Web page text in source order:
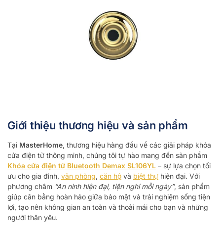
Giới thiệu thương hiệu và sản phẩm
Tại MasterHome, thương hiệu hàng đầu về các giải pháp khóa
cửa điện tử thông minh, chúng tôi tự hào mang đến sản phẩm
Khóa cửa điện tử Bluetooth Demax SL106YL – sự lựa chọn tối
ưu cho gia đình, văn phòng, căn hộ và biệt thự hiện đại. Với
phương châm “An ninh hiện đại, tiện nghi mỗi ngày”, sản phẩm
giúp cân bằng hoàn hảo giữa bảo mật và trải nghiệm sống tiện
lợi, tạo nên không gian an toàn và thoải mái cho bạn và những
người thân yêu.